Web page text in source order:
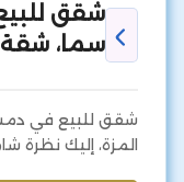
شقق
سما،
شقق للبيع في
المزة، إليك